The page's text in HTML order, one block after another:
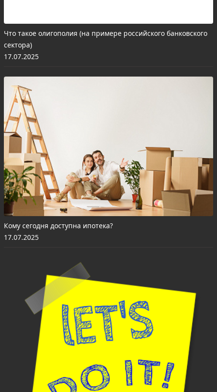
Что такое олигополия (на примере российского банковского
сектора)
17.07.2025
Кому сегодня доступна ипотека?
17.07.2025